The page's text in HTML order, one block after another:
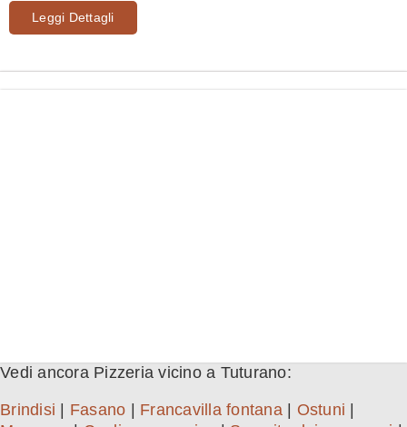
Leggi Dettagli
Vedi ancora Pizzeria vicino a Tuturano:
Brindisi Fasano Francavilla fontana| Ostuni